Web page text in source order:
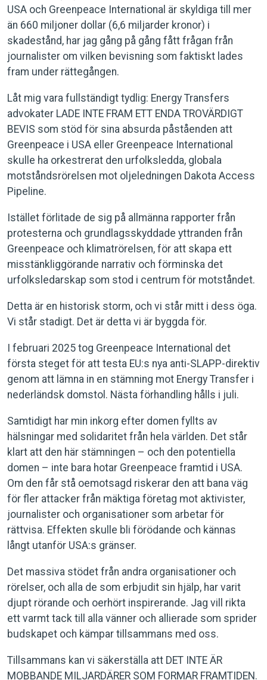
USA och Greenpeace International är skyldiga till mer
än 660 miljoner dollar (6,6 miljarder kronor) i
skadestånd, har jag gång på gång fått frågan från
journalister om vilken bevisning som faktiskt lades
fram under rättegången.
Låt mig vara fullständigt tydlig: Energy Transfers
advokater LADE INTE FRAM ETT ENDA TROVÄRDIGT
BEVIS som stöd för sina absurda påståenden att
Greenpeace i USA eller Greenpeace International
skulle ha orkestrerat den urfolksledda, globala
motståndsrörelsen mot oljeledningen Dakota Access
Pipeline.
Istället förlitade de sig på allmänna rapporter från
protesterna och grundlagsskyddade yttranden från
Greenpeace och klimat­rörelsen, för att skapa ett
misstänkliggörande narrativ och förminska det
urfolksledarskap som stod i centrum för motståndet.
Detta är en historisk storm, och vi står mitt i dess öga.
Vi står stadigt. Det är detta vi är byggda för.
I februari 2025 tog Greenpeace International det
första steget för att testa EU:s nya anti-SLAPP-direktiv
genom att lämna in en stämning mot Energy Transfer i
nederländsk domstol. Nästa förhandling hålls i juli.
Samtidigt har min inkorg efter domen fyllts av
hälsningar med solidaritet från hela världen. Det står
klart att den här stämningen – och den potentiella
domen – inte bara hotar Greenpeace framtid i USA.
Om den får stå oemotsagd riskerar den att bana väg
för fler attacker från mäktiga företag mot aktivister,
journalister och organisationer som arbetar för
rättvisa. Effekten skulle bli förödande och kännas
långt utanför USA:s gränser.
Det massiva stödet från andra organisationer och
rörelser, och alla de som erbjudit sin hjälp, har varit
djupt rörande och oerhört inspirerande. Jag vill rikta
ett varmt tack till alla vänner och allierade som sprider
budskapet och kämpar tillsammans med oss.
Tillsammans kan vi säkerställa att DET INTE ÄR
MOBBANDE MILJARDÄRER SOM FORMAR FRAMTIDEN.